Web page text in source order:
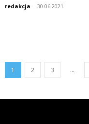
redakcja - 30.06.2021
1 2 3 ...